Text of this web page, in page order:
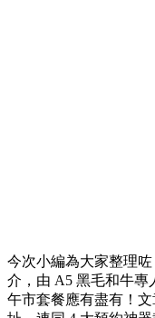
今次小編為大家整理咗
介，由 A5 黑毛和牛專
午市套餐應有盡有！